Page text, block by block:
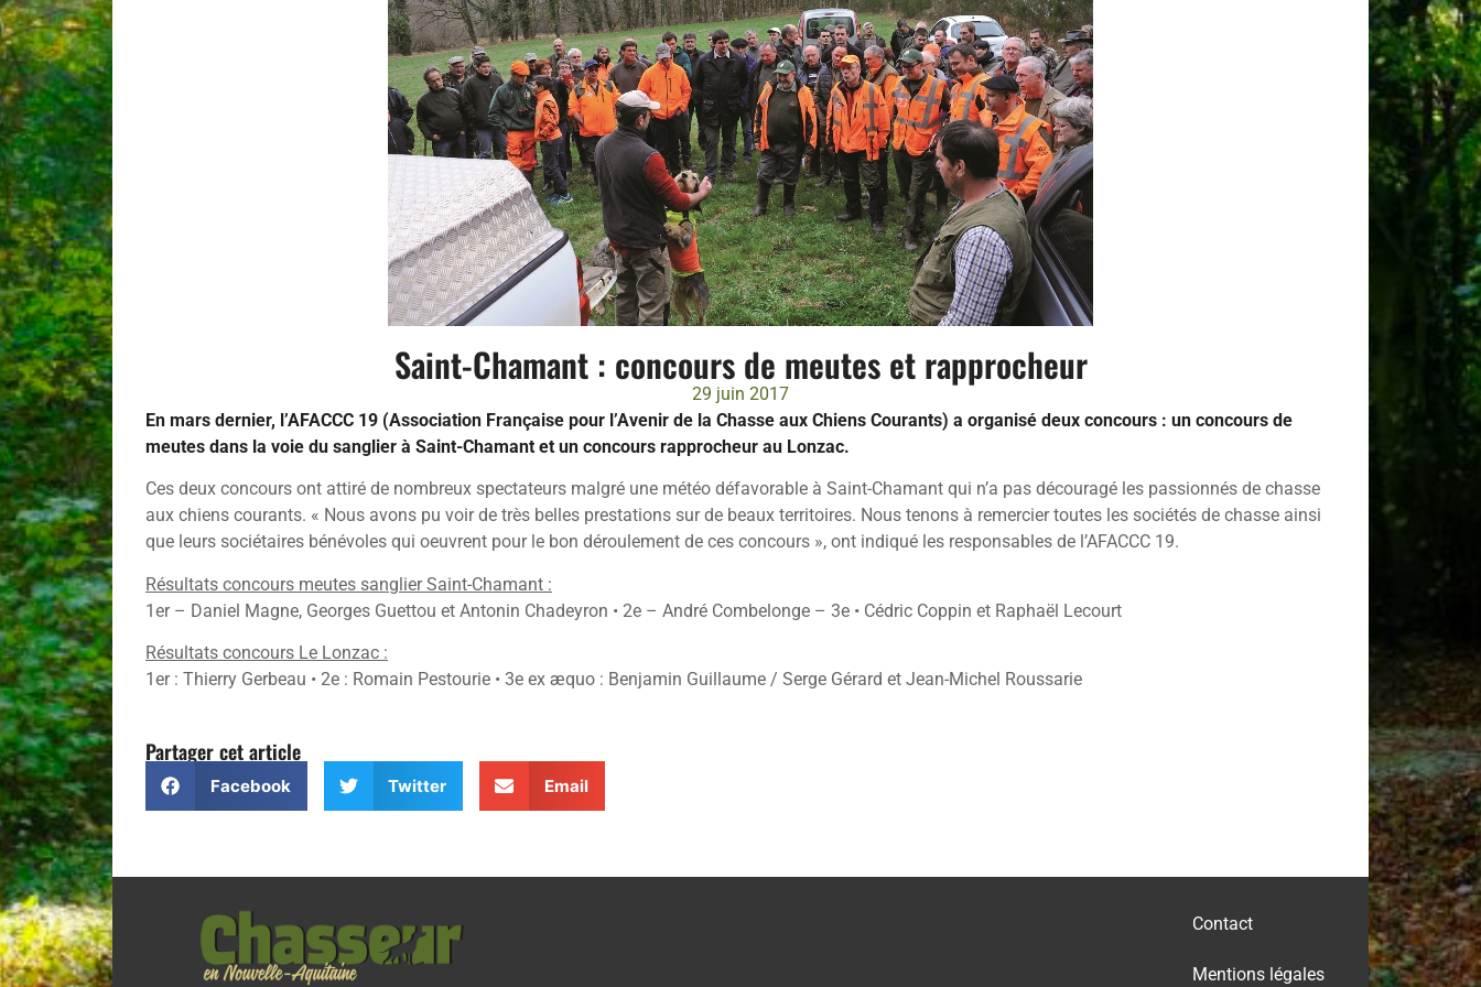
Saint-Chamant : concours de meutes et rapprocheur
29 juin 2017
En mars dernier, l’AFACCC 19 (Association Française pour l’Avenir de la Chasse aux Chiens Courants) a organisé deux concours : un concours de
meutes dans la voie du sanglier à Saint-Chamant et un concours rapprocheur au Lonzac.
Ces deux concours ont attiré de nombreux spectateurs malgré une météo défavorable à Saint-Chamant qui n’a pas découragé les passionnés de chasse
aux chiens courants. « Nous avons pu voir de très belles prestations sur de beaux territoires. Nous tenons à remercier toutes les sociétés de chasse ainsi
que leurs sociétaires bénévoles qui oeuvrent pour le bon déroulement de ces concours », ont indiqué les responsables de l’AFACCC 19.
Résultats concours meutes sanglier Saint-Chamant :
1er – Daniel Magne, Georges Guettou et Antonin Chadeyron • 2e – André Combelonge – 3e • Cédric Coppin et Raphaël Lecourt
Résultats concours Le Lonzac :
1er : Thierry Gerbeau • 2e : Romain Pestourie • 3e ex æquo : Benjamin Guillaume / Serge Gérard et Jean-Michel Roussarie
Partager cet article
Facebook Twitter Email
Contact
Mentions légales